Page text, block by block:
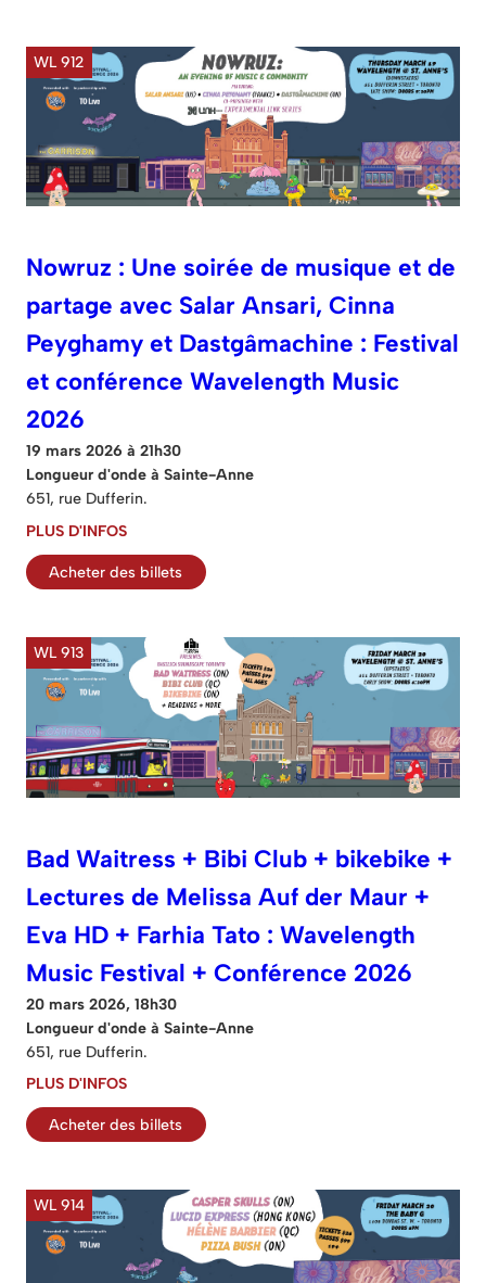
WL 912
Nowruz : Une soirée de musique et de
partage avec Salar Ansari, Cinna
Peyghamy et Dastgâmachine : Festival
et conférence Wavelength Music
2026
19 mars 2026 à 21h30
Longueur d'onde à Sainte-Anne
651, rue Dufferin.
PLUS D'INFOS
Acheter des billets
WL 913
Bad Waitress + Bibi Club + bikebike +
Lectures de Melissa Auf der Maur +
Eva HD + Farhia Tato : Wavelength
Music Festival + Conférence 2026
20 mars 2026, 18h30
Longueur d'onde à Sainte-Anne
651, rue Dufferin.
PLUS D'INFOS
Acheter des billets
WL 914